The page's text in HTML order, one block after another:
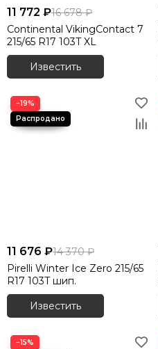
11 772 ₽16 678 ₽
Continental VikingContact 7
215/65 R17 103T XL
Известить
−19%
11 676 ₽14 370 ₽
Pirelli Winter Ice Zero 215/65
R17 103T шип.
Известить
−15%